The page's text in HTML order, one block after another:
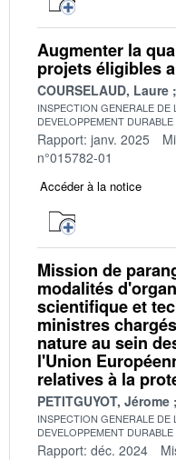
Augmenter la
projets éligibles
COURSELAUD, Laure
INSPECTION GENERALE
DEVELOPPEMENT
Rapport: janv. 2025
n°015782-01
Accéder à la notice
Mission de
modalités
scientifique et
ministres
nature au sein
l'Union
relatives à la
PETITGUYOT, Jérome
INSPECTION GENERALE
DEVELOPPEMENT
Rapport: déc. 2024